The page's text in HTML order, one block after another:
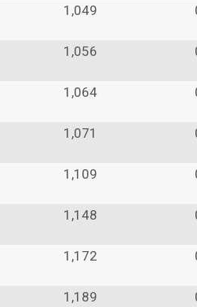
1,049
1,056
1,064
1,071
1,109
1,148
1,172
1,189